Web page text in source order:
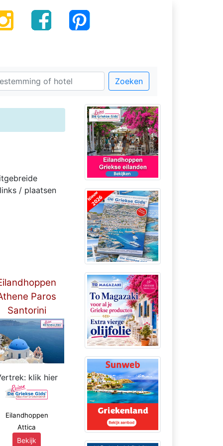
Zoeken
/ plaatsen
Paros
Santorini
***
klik hier
Eilandhoppen
Attica
Bekijk